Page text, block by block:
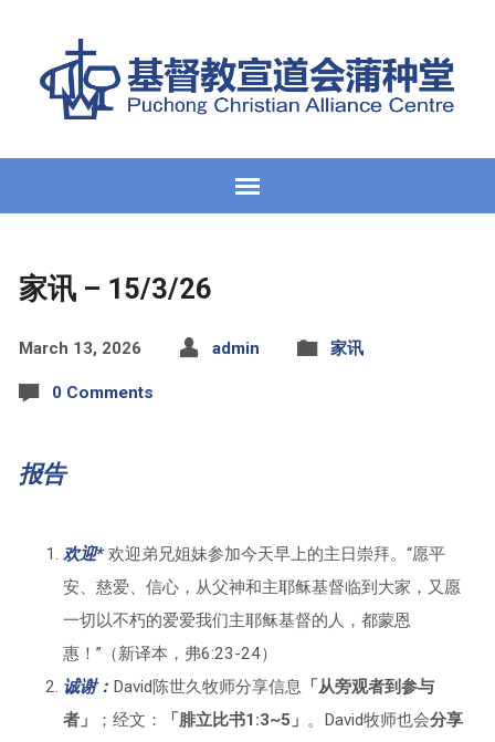
家讯 – 15/3/26
March 13, 2026 admin 家讯
0 Comments
报告
欢迎* 欢迎弟兄姐妹参加今天早上的主日崇拜。“愿平
安、慈爱、信心，从父神和主耶稣基督临到大家，又愿
一切以不朽的爱爱我们主耶稣基督的人，都蒙恩
惠！”（新译本，弗6:23-24）
诚谢： David陈世久牧师分享信息 「从旁观者到参与
者」
；经文： 「腓立比书1:3~5」 。David牧师也会分享